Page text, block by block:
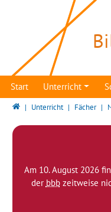
Start Unterricht
Bildungsserver Berlin -
Unterricht Fächer
Am 10. August 2026
der bbbzeitweise